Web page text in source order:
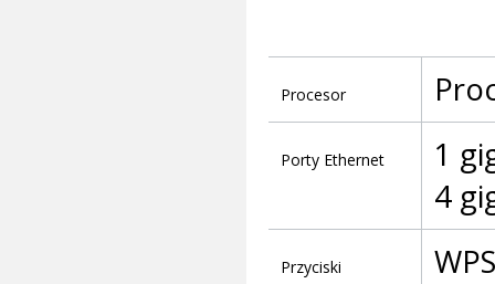
Procesor
Porty Ethernet
1
4
Przyciski